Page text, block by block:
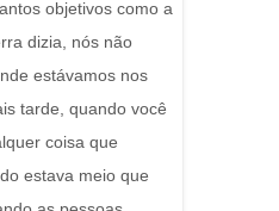
objetivos como a
dizia, nós não
estávamos nos
tarde, quando você
coisa que
estava meio que